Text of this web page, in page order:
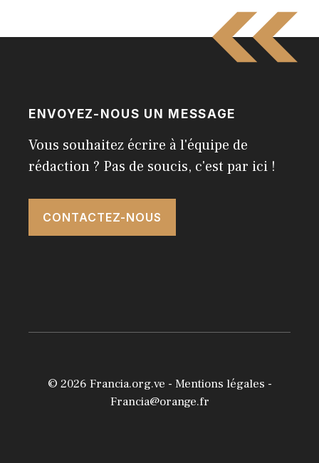
ENVOYEZ-NOUS UN MESSAGE
Vous souhaitez écrire à l'équipe de
rédaction ? Pas de soucis, c'est par ici !
CONTACTEZ-NOUS
© 2026 Francia.org.ve - Mentions légales -
Francia@orange.fr